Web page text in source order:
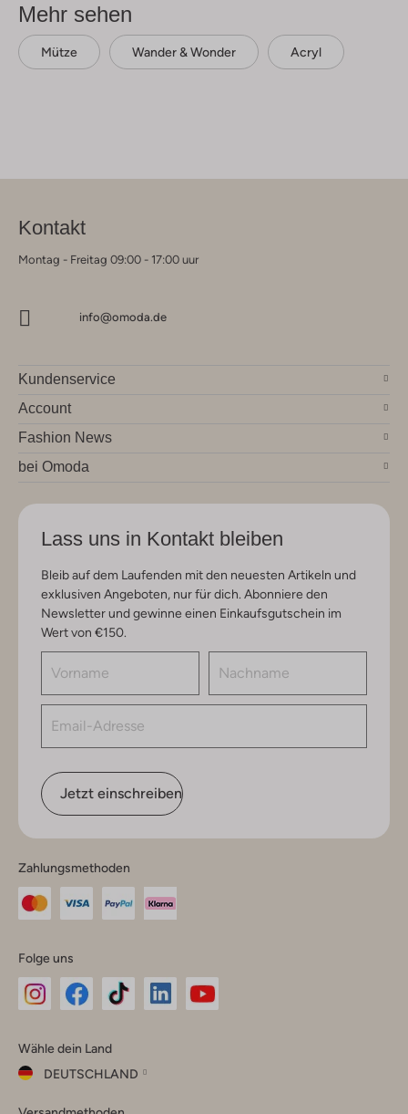
Mehr sehen
Mütze Wander & Wonder Acryl
Kontakt
Montag - Freitag 09:00 - 17:00 uur
info@omoda.de
Kundenservice
Account
Fashion News
bei Omoda
Lass uns in Kontakt bleiben
Bleib auf dem Laufenden mit den neuesten Artikeln und
exklusiven Angeboten, nur für dich. Abonniere den
Newsletter und gewinne einen Einkaufsgutschein im
Wert von €150.
Jetzt einschreiben
Zahlungsmethoden
Folge uns
Instagram
Facebook
TikTok
Wähle dein Land
DEUTSCHLAND